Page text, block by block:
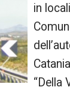
in
“Della